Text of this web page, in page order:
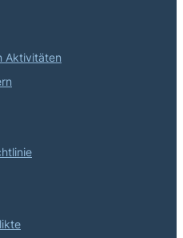
Aktivitäten